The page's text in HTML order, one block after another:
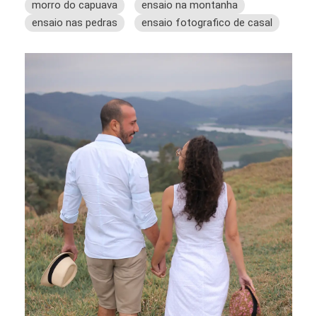
morro do capuava
ensaio na montanha
ensaio nas pedras
ensaio fotografico de casal